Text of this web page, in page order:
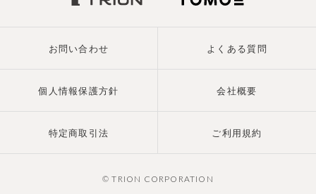
お問い合わせ よくある質問
個人情報保護方針 会社概要
特定商取引法 ご利用規約
© TRION CORPORATION